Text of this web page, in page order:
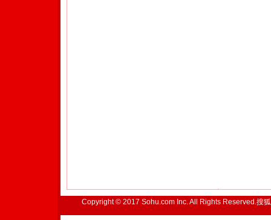
Copyright © 2017 Sohu.com Inc. All Rights Reserved.搜